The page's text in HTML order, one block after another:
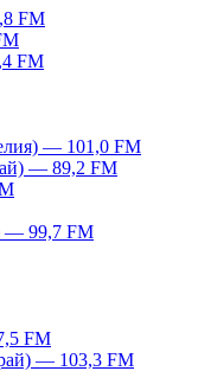
FM
FM
— 101,0 FM
— 89,2 FM
— 99,7 FM
FM
— 103,3 FM